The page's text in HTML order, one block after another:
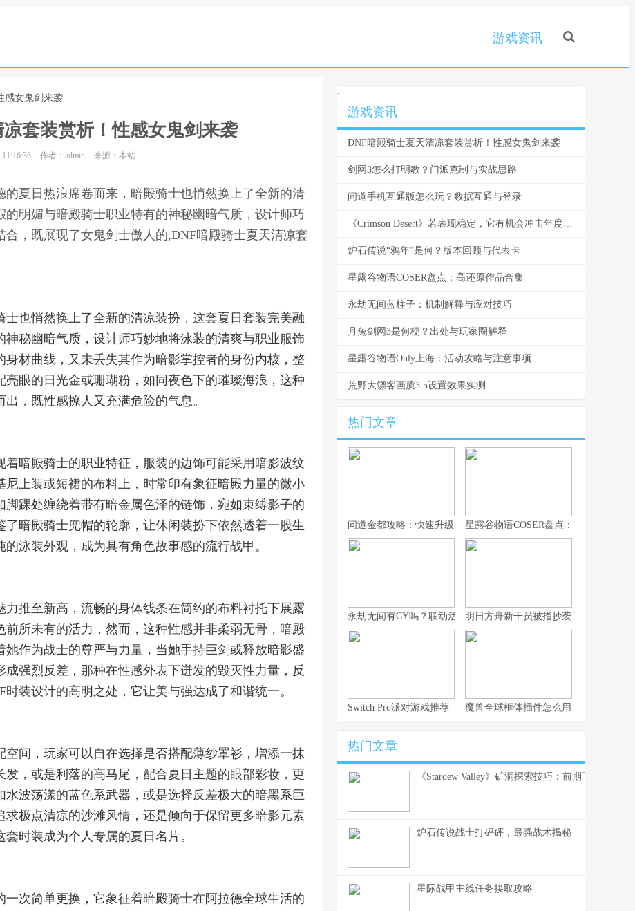
游戏资讯
感女鬼剑来袭
套装赏析！性感女鬼剑来袭
作者：admin 来源：本站
夏日热浪席卷而来，暗殿骑士也悄然换上了全新的清
明媚与暗殿骑士职业特有的神秘幽暗气质，设计师巧
，既展现了女鬼剑士傲人的,DNF暗殿骑士夏天清凉套
也悄然换上了全新的清凉装扮，这套夏日套装完美融
秘幽暗气质，设计师巧妙地将泳装的清爽与职业服饰
材曲线，又未丢失其作为暗影掌控者的身份内核，整
眼的日光金或珊瑚粉，如同夜色下的璀璨海浪，这种
，既性感撩人又充满危险的气息。
暗殿骑士的职业特征，服装的边饰可能采用暗影波纹
上装或短裙的布料上，时常印有象征暗殿力量的微小
踝处缠绕着带有暗金属色泽的链饰，宛如束缚影子的
暗殿骑士兜帽的轮廓，让休闲装扮下依然透着一股生
泳装外观，成为具有角色故事感的流行战甲。
推至新高，流畅的身体线条在简约的布料衬托下展露
所未有的活力，然而，这种性感并非柔弱无骨，暗殿
作为战士的尊严与力量，当她手持巨剑或释放暗影盛
强烈反差，那种在性感外表下迸发的毁灭性力量，反
装设计的高明之处，它让美与强达成了和谐统一。
间，玩家可以自在选择是否搭配薄纱罩衫，增添一抹
，或是利落的高马尾，配合夏日主题的眼部彩妆，更
波荡漾的蓝色系武器，或是选择反差极大的暗黑系巨
极点清凉的沙滩风情，还是倾向于保留更多暗影元素
时装成为个人专属的夏日名片。
次简单更换，它象征着暗殿骑士在阿拉德全球生活的
.
游戏资讯
DNF暗殿骑士夏天清凉套装赏析！性感女鬼剑来袭
剑网3怎么打明教？门派克制与实战思路
问道手机互通版怎么玩？数据互通与登录
《Crimson Desert》若表现稳定，它有机会冲击年度热门吗
炉石传说“鸦年”是何？版本回顾与代表卡
星露谷物语COSER盘点：高还原作品合集
永劫无间蓝柱子：机制解释与应对技巧
月兔剑网3是何梗？出处与玩家圈解释
星露谷物语Only上海：活动攻略与注意事项
荒野大镖客画质3.5设置效果实测
热门文章
问道金都攻略：快速升级实用技巧星露谷物语COSER盘点：高还原作品合
永劫无间有CY吗？联动活动最新消息曝光明日方舟新干员被指抄袭？鹰角网络火
Switch Pro派对游戏推荐 魔兽全球框体插件怎么用？从安装到配
热门文章
《Stardew Valley》矿洞探索技巧：前期下矿别再空
炉石传说战士打砰砰，最强战术揭秘
星际战甲主线任务接取攻略